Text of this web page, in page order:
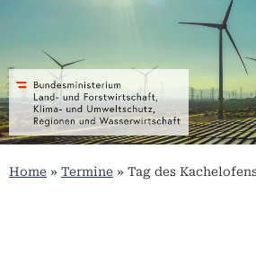
Home » Termine » Tag des